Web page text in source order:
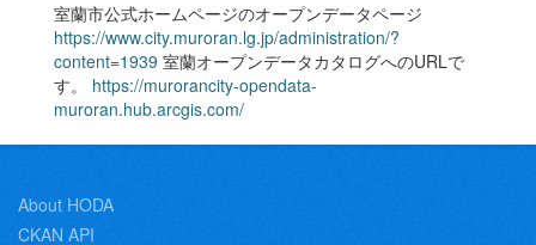
室蘭市公式ホームページのオープンデータページ
https://www.city.muroran.lg.jp/administration/?
content=1939 室蘭オープンデータカタログへのURLで
す。 https://murorancity-opendata-
muroran.hub.arcgis.com/
About HODA
CKAN API